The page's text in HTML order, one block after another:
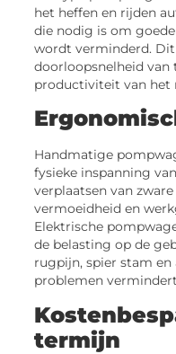
het heffen en rijden
die nodig is om
wordt verminderd.
doorloopsnelheid van
productiviteit van het
Handmatige
fysieke inspanning
verplaatsen van
vermoeidheid en
Elektrische
de belasting op de
rugpijn, spier stam
problemen
termijn